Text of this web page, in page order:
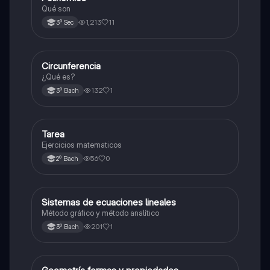
Qué son
3º Sec 1,213 11
Geometría y trigonometría
Circunferencia
¿Qué es?
3º Bach 132 1
Matemáticas
Tarea
Ejercicios matematicos
2º Bach 56 0
Matemáticas
Sistemas de ecuaciones lineales
Método gráfico y método analítico
3º Bach 201 1